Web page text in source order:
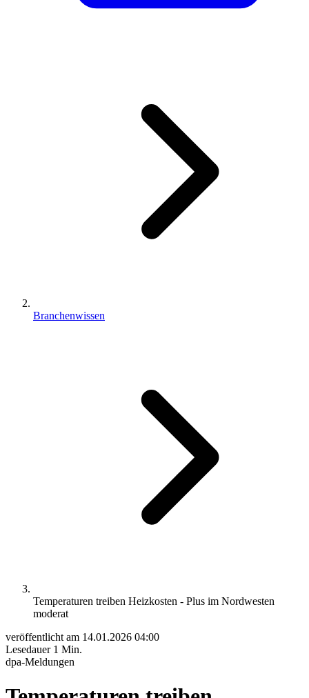
Branchenwissen
Temperaturen treiben Heizkosten - Plus im Nordwesten
moderat
veröffentlicht am 14.01.2026 04:00
Lesedauer 1 Min.
dpa-Meldungen